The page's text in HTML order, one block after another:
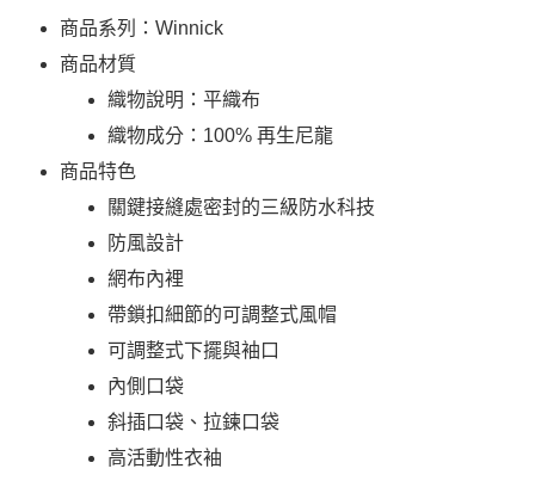
商品系列：Winnick
商品材質
織物說明：平織布
織物成分：100% 再生尼龍
商品特色
關鍵接縫處密封的三級防水科技
防風設計
網布內裡
帶鎖扣細節的可調整式風帽
可調整式下擺與袖口
內側口袋
斜插口袋、拉鍊口袋
高活動性衣袖